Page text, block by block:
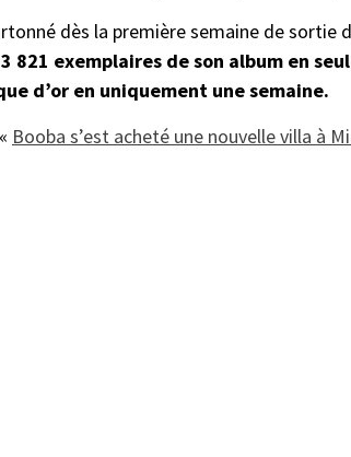
dès la première semaine de sortie
821 exemplaires de son album en
d’or en uniquement une semaine.
Booba s’est acheté une nouvelle villa à